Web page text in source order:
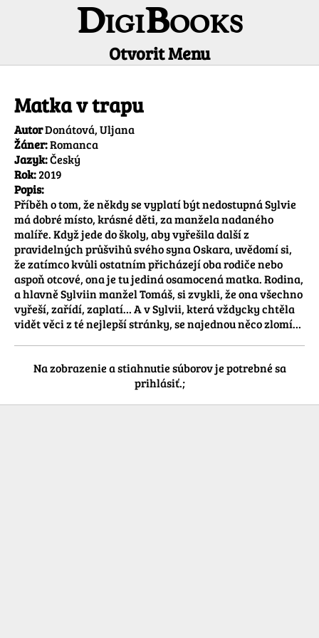
DigiBooks
Otvorit Menu
Matka v trapu
AutorDonátová, Uljana
Žáner:Romanca
Jazyk:Český
Rok:2019
Popis:
Příběh o tom, že někdy se vyplatí být nedostupná Sylvie
má dobré místo, krásné děti, za manžela nadaného
malíře. Když jede do školy, aby vyřešila další z
pravidelných průšvihů svého syna Oskara, uvědomí si,
že zatímco kvůli ostatním přicházejí oba rodiče nebo
aspoň otcové, ona je tu jediná osamocená matka. Rodina,
a hlavně Sylviin manžel Tomáš, si zvykli, že ona všechno
vyřeší, zařídí, zaplatí… A v Sylvii, která vždycky chtěla
vidět věci z té nejlepší stránky, se najednou něco zlomí…
Na zobrazenie a stiahnutie súborov je potrebné sa
prihlásiť.;